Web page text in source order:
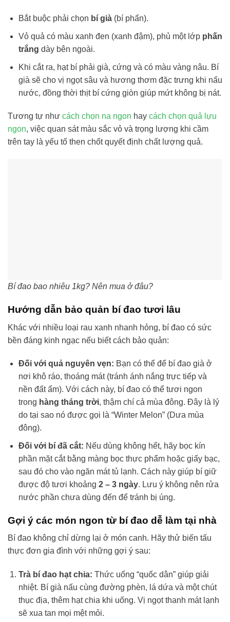
Bắt buộc phải chọn bí già(bí phấn).
Vỏ quả có màu xanh đen (xanh đậm), phủ một lớp phấn
trắng dày bên ngoài.
Khi cắt ra, hạt bí phải già, cứng và có màu vàng nâu. Bí
già sẽ cho vị ngọt sâu và hương thơm đặc trưng khi nấu
nước, đồng thời thịt bí cứng giòn giúp mứt không bị nát.
Tương tự như cách chọn na ngon hay cách chọn quả lựu
ngon, việc quan sát màu sắc vỏ và trọng lượng khi cầm
trên tay là yếu tố then chốt quyết định chất lượng quả.
Bí đao bao nhiêu 1kg? Nên mua ở đâu?
Hướng dẫn bảo quản bí đao tươi lâu
Khác với nhiều loại rau xanh nhanh hỏng, bí đao có sức
bền đáng kinh ngạc nếu biết cách bảo quản:
Đối với quả nguyên vẹn: Bạn có thể để bí đao già ở
nơi khô ráo, thoáng mát (tránh ánh nắng trực tiếp và
nền đất ẩm). Với cách này, bí đao có thể tươi ngon
trong hàng tháng trời, thậm chí cả mùa đông. Đây là lý
do tại sao nó được gọi là “Winter Melon” (Dưa mùa
đông).
Đối với bí đã cắt: Nếu dùng không hết, hãy bọc kín
phần mặt cắt bằng màng bọc thực phẩm hoặc giấy bạc,
sau đó cho vào ngăn mát tủ lạnh. Cách này giúp bí giữ
được độ tươi khoảng 2 – 3 ngày. Lưu ý không nên rửa
nước phần chưa dùng đến để tránh bị úng.
Gợi ý các món ngon từ bí đao dễ làm tại nhà
Bí đao không chỉ dừng lại ở món canh. Hãy thử biến tấu
thực đơn gia đình với những gợi ý sau:
Trà bí đao hạt chia: Thức uống “quốc dân” giúp giải
nhiệt. Bí già nấu cùng đường phèn, lá dứa và một chút
thục địa, thêm hạt chia khi uống. Vị ngọt thanh mát lạnh
sẽ xua tan mọi mệt mỏi.